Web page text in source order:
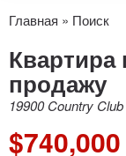
Главная » Поиск
Квартира
продажу
19900 Country
$740,000